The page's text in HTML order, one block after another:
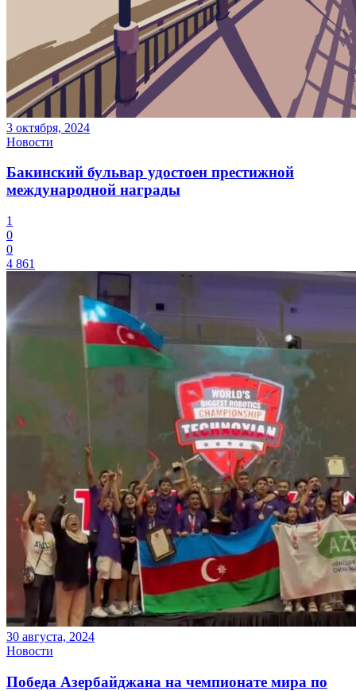
3 октября, 2024
Новости
Бакинский бульвар удостоен престижной
международной награды
1
0
0
4 861
30 августа, 2024
Новости
Победа Азербайджана на чемпионате мира по